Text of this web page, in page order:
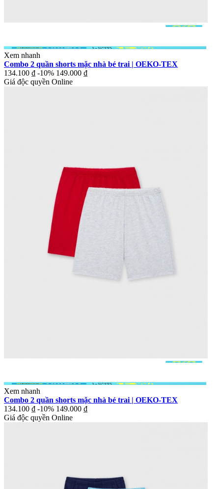
Xem nhanh
Combo 2 quần shorts mặc nhà bé trai | OEKO-TEX
134.100 ₫ -10% 149.000 ₫
Giá độc quyền Online
Xem nhanh
Combo 2 quần shorts mặc nhà bé trai | OEKO-TEX
134.100 ₫ -10% 149.000 ₫
Giá độc quyền Online